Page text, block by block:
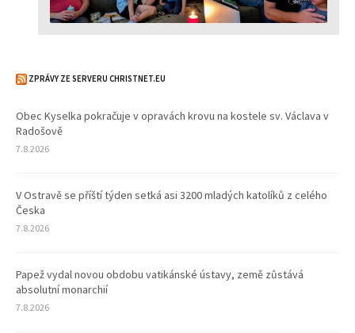
ZPRÁVY ZE SERVERU CHRISTNET.EU
Obec Kyselka pokračuje v opravách krovu na kostele sv. Václava v
Radošově
7.8.2026
V Ostravě se příští týden setká asi 3200 mladých katolíků z celého
Česka
7.8.2026
Papež vydal novou obdobu vatikánské ústavy, země zůstává
absolutní monarchií
7.8.2026